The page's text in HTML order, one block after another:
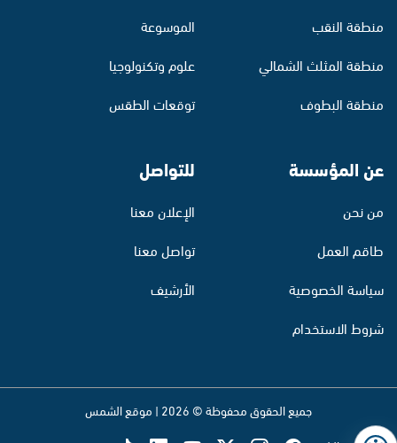
منطقة النقب
منطقة المثلث الشمالي
منطقة البطوف
الموسوعة
علوم وتكنولوجيا
توقعات الطقس
عن المؤسسة
من نحن
طاقم العمل
سياسة الخصوصية
شروط الاستخدام
للتواصل
الإعلان معنا
تواصل معنا
الأرشيف
جميع الحقوق محفوظة © 2026 | موقع الشمس